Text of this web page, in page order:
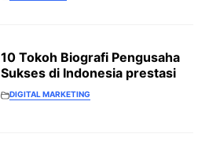
10 Tokoh Biografi Pengusaha
Sukses di Indonesia prestasi
DIGITAL MARKETING